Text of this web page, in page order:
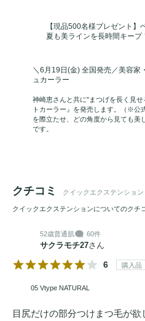
【現品500名様プレゼント
夏も美ラインを長時間キープ
＼6月19日(金) 全国発売／美容家
ュカーラー
神崎恵さんと共に"まつげを長く見
トカーラー』を発売します。（※公
を際立たせ、どの角度から見ても美
です。
クチコミ クイックエクステンション
クイックエクステンションについてのクチ
52歳普通肌 60件
サクラモチ27さん
6 購入品
05 Vtype NATURAL
目尻だけの部分つけまつ毛が